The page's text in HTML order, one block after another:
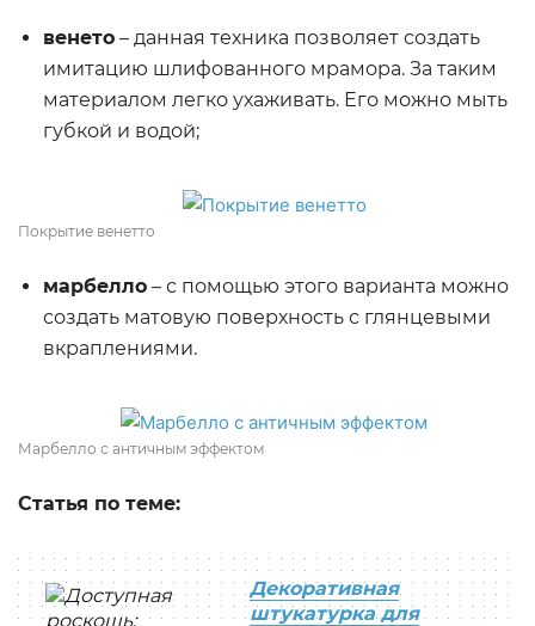
венето – данная техника позволяет создать
имитацию шлифованного мрамора. За таким
материалом легко ухаживать. Его можно мыть
губкой и водой;
Покрытие венетто
марбелло – с помощью этого варианта можно
создать матовую поверхность с глянцевыми
вкраплениями.
Марбелло с античным эффектом
Статья по теме:
Декоративная
штукатурка для